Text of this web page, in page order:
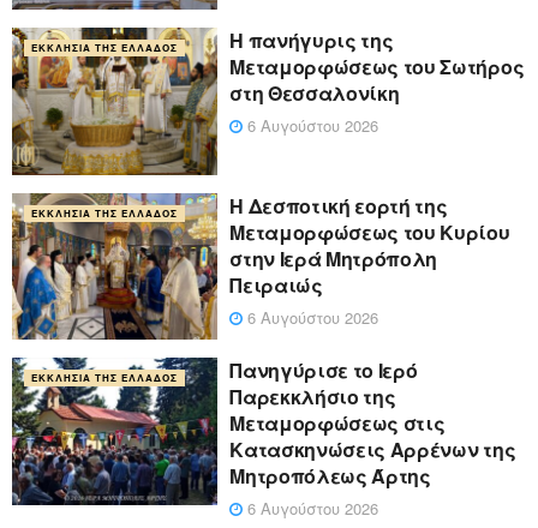
ΕΚΚΛΗΣΊΑ ΤΗΣ ΕΛΛΆΔΟΣ
Η πανήγυρις της
Μεταμορφώσεως του Σωτήρος
στη Θεσσαλονίκη
6 Αυγούστου 2026
ΕΚΚΛΗΣΊΑ ΤΗΣ ΕΛΛΆΔΟΣ
Η Δεσποτική εορτή της
Μεταμορφώσεως του Κυρίου
στην Ιερά Μητρόπολη
Πειραιώς
6 Αυγούστου 2026
ΕΚΚΛΗΣΊΑ ΤΗΣ ΕΛΛΆΔΟΣ
Πανηγύρισε το Ιερό
Παρεκκλήσιο της
Μεταμορφώσεως στις
Κατασκηνώσεις Αρρένων της
Μητροπόλεως Άρτης
6 Αυγούστου 2026